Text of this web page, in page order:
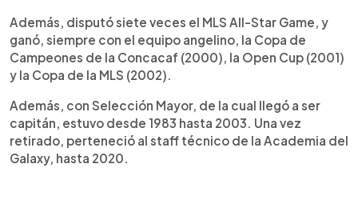
Además, disputó siete veces el MLS All-Star Game, y
ganó, siempre con el equipo angelino, la Copa de
Campeones de la Concacaf (2000), la Open Cup (2001)
y la Copa de la MLS (2002).
Además, con Selección Mayor, de la cual llegó a ser
capitán, estuvo desde 1983 hasta 2003. Una vez
retirado, perteneció al staff técnico de la Academia del
Galaxy, hasta 2020.